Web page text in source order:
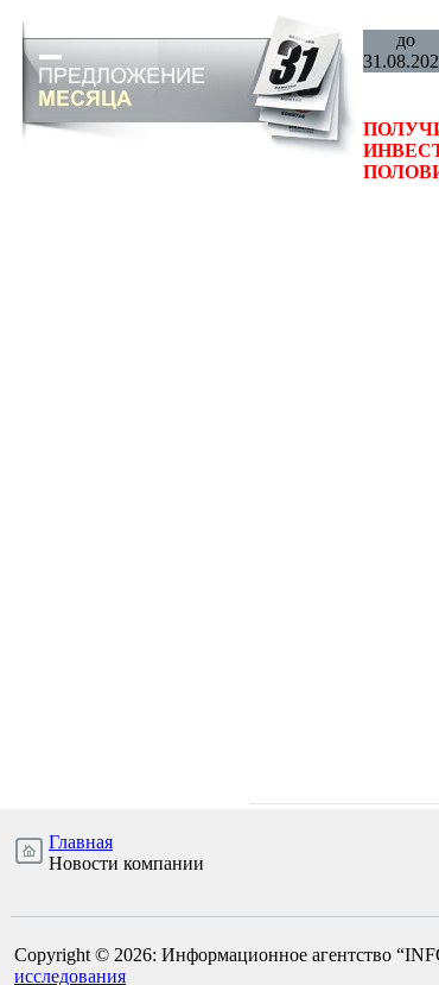
до
Главная
Новости компании
Copyright © 2026: Информационное агентство
исследования